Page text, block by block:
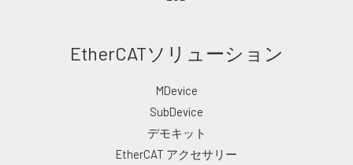
EtherCATソリューション
MDevice
SubDevice
デモキット
EtherCAT アクセサリー